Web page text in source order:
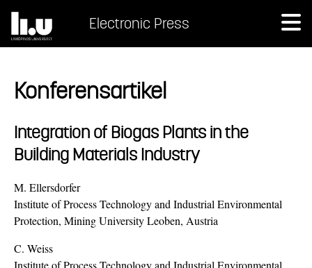
Electronic Press
Konferensartikel
Integration of Biogas Plants in the
Building Materials Industry
M. Ellersdorfer
Institute of Process Technology and Industrial Environmental
Protection, Mining University Leoben, Austria
C. Weiss
Institute of Process Technology and Industrial Environmental